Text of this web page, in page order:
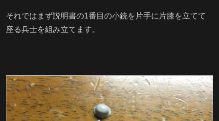
それではまず説明書の1番目の小銃を片手に片膝を立てて
座る兵士を組み立てます。